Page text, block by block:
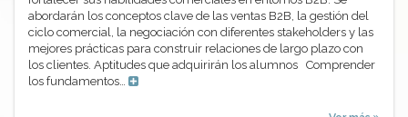
abordarán los conceptos clave de las ventas B2B, la gestión del
ciclo comercial, la negociación con diferentes stakeholders y las
mejores prácticas para construir relaciones de largo plazo con
los clientes. Aptitudes que adquirirán los alumnos Comprender
los fundamentos…